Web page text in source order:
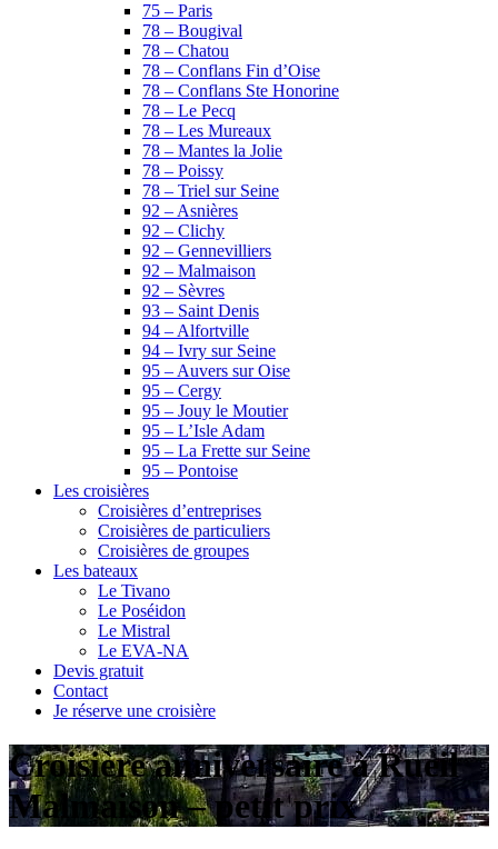
75 – Paris
78 – Bougival
78 – Chatou
78 – Conflans Fin d’Oise
78 – Conflans Ste Honorine
78 – Le Pecq
78 – Les Mureaux
78 – Mantes la Jolie
78 – Poissy
78 – Triel sur Seine
92 – Asnières
92 – Clichy
92 – Gennevilliers
92 – Malmaison
92 – Sèvres
93 – Saint Denis
94 – Alfortville
94 – Ivry sur Seine
95 – Auvers sur Oise
95 – Cergy
95 – Jouy le Moutier
95 – L’Isle Adam
95 – La Frette sur Seine
95 – Pontoise
Les croisières
Croisières d’entreprises
Croisières de particuliers
Croisières de groupes
Les bateaux
Le Tivano
Le Poséidon
Le Mistral
Le EVA-NA
Devis gratuit
Contact
Je réserve une croisière
Croisière anniversaire à Rueil
Malmaison – petit prix